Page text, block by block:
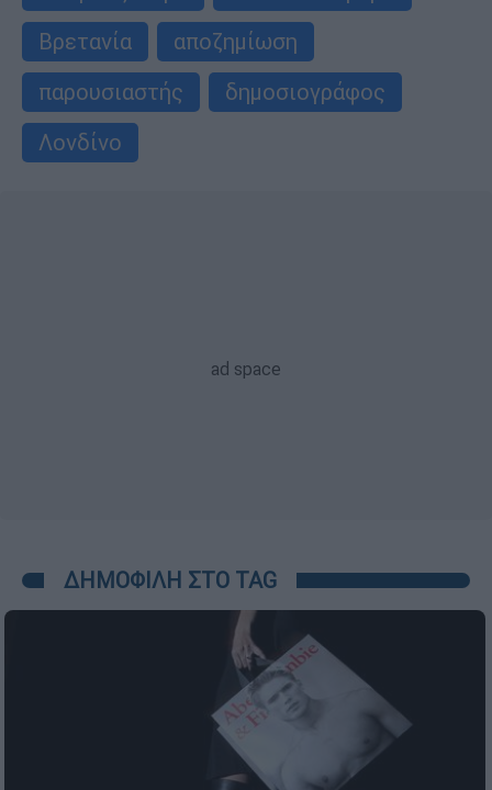
Βρετανία
αποζημίωση
παρουσιαστής
δημοσιογράφος
Λονδίνο
ΔΗΜΟΦΙΛΗ ΣΤΟ TAG